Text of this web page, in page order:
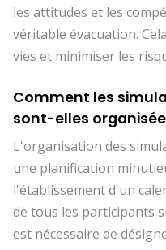
les attitudes et les
véritable évacuation.
vies et minimiser les
Comment les
sont-elles
L'organisation des
une planification
l'établissement d'un
de tous les participants
est nécessaire de